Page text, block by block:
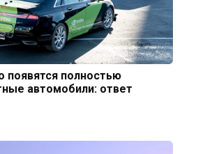
появятся полностью
автомобили: ответ